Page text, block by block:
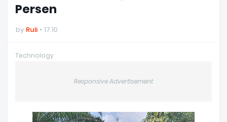
Persen
by Ruli 17.10
Technology
Responsive Advertisement